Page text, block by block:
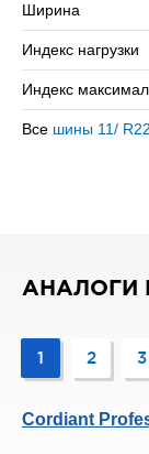
подходящий
Ширина
Индекс нагрузки
Индекс
Все шины 11/
АНАЛОГИ
1 2 3
Cordiant